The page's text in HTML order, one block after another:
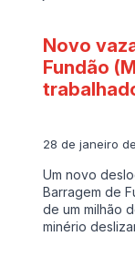
Novo
Fundão
28 de janeiro
Um novo
Barragem de
de um milhão
minério